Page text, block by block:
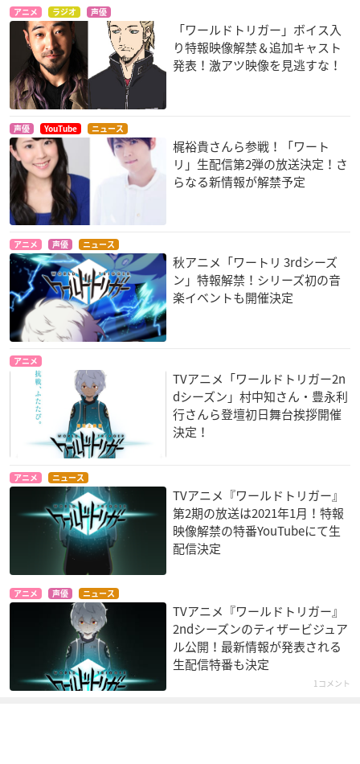
アニメ ラジオ 声優
「ワールドトリガー」ボイス入
り特報映像解禁＆追加キャスト
発表！激アツ映像を見逃すな！
声優 YouTube ニュース
梶裕貴さんら参戦！「ワート
リ」生配信第2弾の放送決定！さ
らなる新情報が解禁予定
アニメ 声優 ニュース
秋アニメ「ワートリ 3rdシーズ
ン」特報解禁！シリーズ初の音
楽イベントも開催決定
アニメ
TVアニメ「ワールドトリガー2n
dシーズン」村中知さん・豊永利
行さんら登壇初日舞台挨拶開催
決定！
アニメ ニュース
TVアニメ『ワールドトリガー』
第2期の放送は2021年1月！特報
映像解禁の特番YouTubeにて生
配信決定
アニメ 声優 ニュース
TVアニメ『ワールドトリガー』
2ndシーズンのティザービジュア
ル公開！最新情報が発表される
生配信特番も決定
1コメント